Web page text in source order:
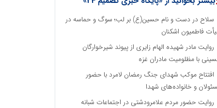
سلاح در دست و نام حسین(ع) بر لب؛ سوگ و حماسه در
فاطمیون اشکنان
روایت مادر شهیده الهام زایری از پیوند شیرخوارگان
با مظلومیت مادران غزه
افتتاح موکب شهدای جنگ رمضان لامرد با حضور
و خانواده‌های شهدا
روایت حضور مردم علامرودشتی در اجتماعات شبانه